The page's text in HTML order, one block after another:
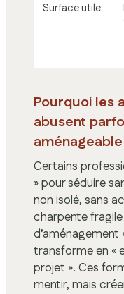
Surface utile
Pourquoi les
abusent
Certains
» pour séduire
non isolé, sans
charpente
d’aménagement
transforme en «
projet ». Ces
mentir, mais